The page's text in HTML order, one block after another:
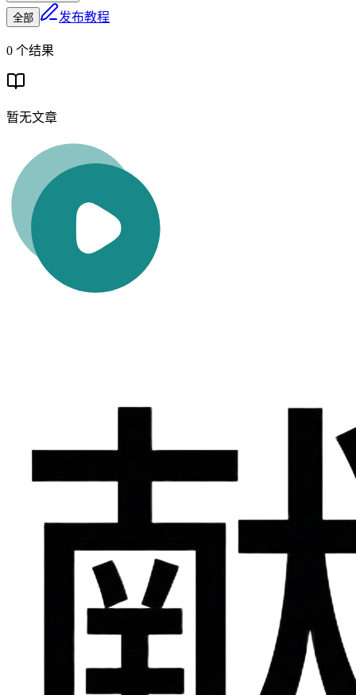
全部 发布教程
0 个结果
暂无文章